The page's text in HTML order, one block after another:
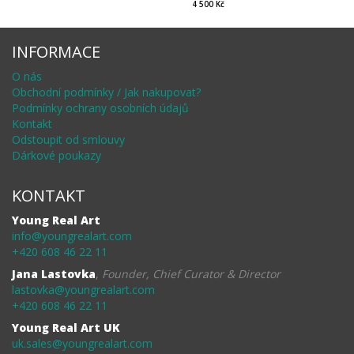
4 500 Kč
INFORMACE
O nás
Obchodní podmínky / Jak nakupovat?
Podmínky ochrany osobních údajů
Kontakt
Odstoupit od smlouvy
Dárkové poukazy
KONTAKT
Young Real Art
info@youngrealart.com
+420 608 46 22 11
Jana Lastovka, Founder, Chief Curator & Director
lastovka@youngrealart.com
+420 608 46 22 11
Young Real Art UK
uk.sales@youngrealart.com